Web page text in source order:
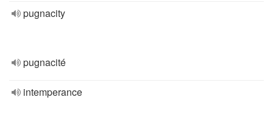
pugnacity
pugnacité
intemperance